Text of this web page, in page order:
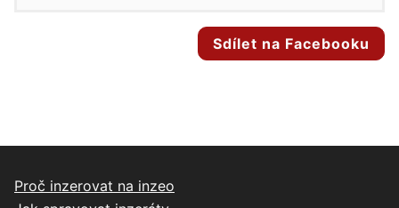
Sdílet na Facebooku
Proč inzerovat na inzeo